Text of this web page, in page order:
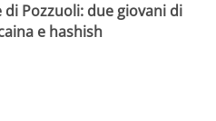
Pozzuoli: due giovani di
e hashish